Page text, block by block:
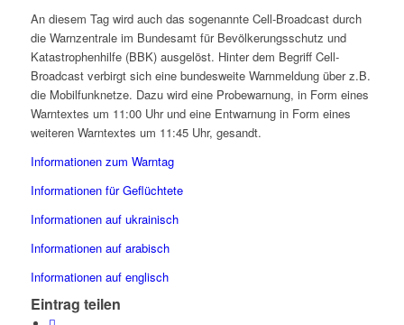
An diesem Tag wird auch das sogenannte Cell-Broadcast durch
die Warnzentrale im Bundesamt für Bevölkerungsschutz und
Katastrophenhilfe (BBK) ausgelöst. Hinter dem Begriff Cell-
Broadcast verbirgt sich eine bundesweite Warnmeldung über z.B.
die Mobilfunknetze. Dazu wird eine Probewarnung, in Form eines
Warntextes um 11:00 Uhr und eine Entwarnung in Form eines
weiteren Warntextes um 11:45 Uhr, gesandt.
Informationen zum Warntag
Informationen für Geflüchtete
Informationen auf ukrainisch
Informationen auf arabisch
Informationen auf englisch
Eintrag teilen